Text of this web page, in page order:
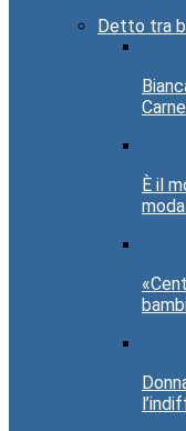
Detto tra
È il